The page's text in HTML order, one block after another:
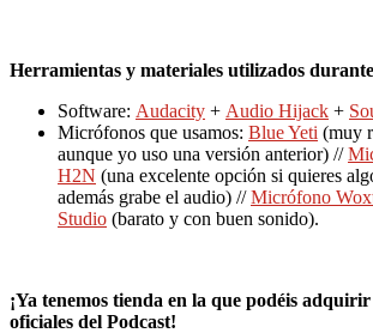
Herramientas y materiales utilizados
Software: Audacity + Audio Hijack +
Micrófonos que usamos: Blue Yeti (muy
aunque yo uso una versión anterior) //
H2N (una excelente opción si quieres
además grabe el audio) //Micrófono
Studio (barato y con buen sonido).
¡Ya tenemos tienda en la que podéis
oficiales del Podcast!